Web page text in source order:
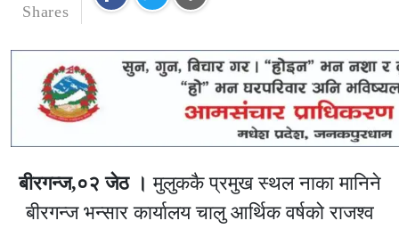
Shares
बीरगन्ज,०२ जेठ । मुलुककै प्रमुख स्थल नाका मानिने
बीरगन्ज भन्सार कार्यालय चालु आर्थिक वर्षको राजश्व